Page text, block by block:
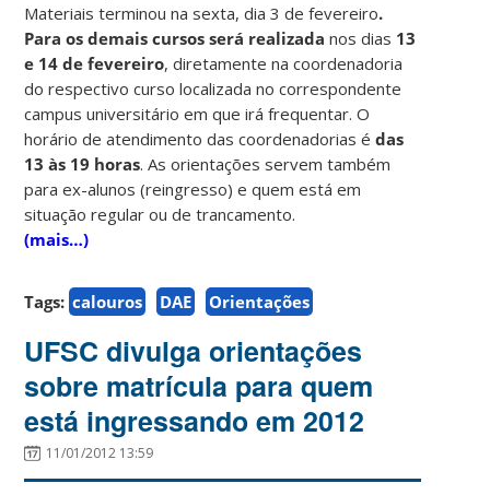
Materiais terminou na sexta, dia 3 de fevereiro.
Para os demais cursos será realizadanos dias 13
e 14 de fevereiro, diretamente na coordenadoria
do respectivo curso localizada no correspondente
campus universitário em que irá frequentar. O
horário de atendimento das coordenadorias é das
13 às 19 horas. As orientações servem também
para ex-alunos (reingresso) e quem está em
situação regular ou de trancamento.
(mais…)
Tags: calouros DAE Orientações
UFSC divulga orientações
sobre matrícula para quem
está ingressando em 2012
11/01/2012 13:59